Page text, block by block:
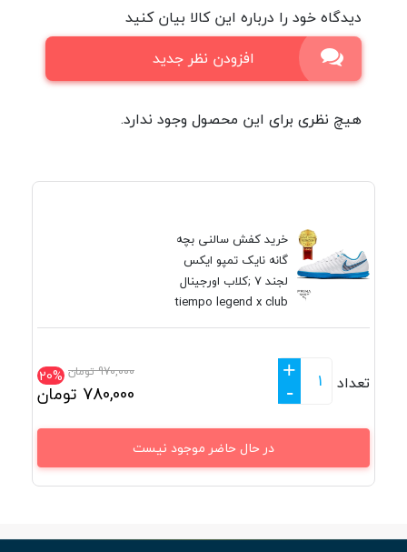
دیدگاه خود را درباره این کالا بیان کنید
افزودن نظر جدید
هیچ نظری برای این محصول وجود ندارد.
خرید کفش سالنی بچه
گانه نایک تمپو ایکس
لجند 7 ;کلاب اورجینال
tiempo legend x club
20% 970,000تومان
780,000 تومان تعداد
+
-
در حال حاضر موجود نیست